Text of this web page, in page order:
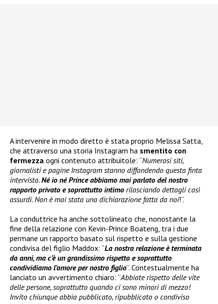
A intervenire in modo diretto è stata proprio Melissa Satta,
che attraverso una storia Instagram ha smentito con
fermezza ogni contenuto attribuitole: “Numerosi siti,
giornalisti e pagine Instagram stanno diffondendo questa finta
intervista.Né io né Prince abbiamo mai parlato del nostro
rapporto privato e soprattutto intimo rilasciando dettagli così
assurdi. Non è mai stata una dichiarazione fatta da noi!”.
La conduttrice ha anche sottolineato che, nonostante la
fine della relazione con Kevin-Prince Boateng, tra i due
permane un rapporto basato sul rispetto e sulla gestione
condivisa del figlio Maddox: “La nostra relazione è terminata
da anni, ma c’è un grandissimo rispetto e soprattutto
condividiamo l’amore per nostro figlio”. Contestualmente ha
lanciato un avvertimento chiaro: “Abbiate rispetto delle vite
delle persone, soprattutto quando ci sono minori di mezzo!
Invito chiunque abbia pubblicato, ripubblicato o condiviso